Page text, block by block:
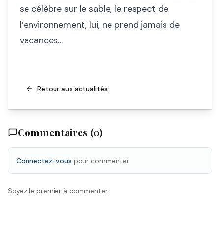
se célèbre sur le sable, le respect de
l’environnement, lui, ne prend jamais de
vacances…
Retour aux actualités
Commentaires (0)
Connectez-vous pour commenter.
Soyez le premier à commenter.